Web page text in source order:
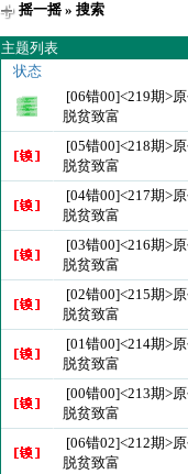
摇一摇» 搜索
主题列表
状态
[06错00]<219期>
脱贫致富
[05错00]<218期>
脱贫致富
[04错00]<217期>
脱贫致富
[03错00]<216期>
脱贫致富
[02错00]<215期>
脱贫致富
[01错00]<214期>
脱贫致富
[00错00]<213期>
脱贫致富
[06错02]<212期>
脱贫致富